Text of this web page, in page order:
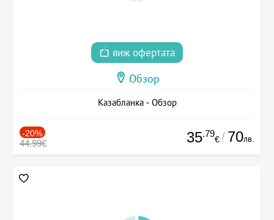
виж офертата
Обзор
Казабланка - Обзор
-20%
44.99€ 35.79
€ / 70лв.